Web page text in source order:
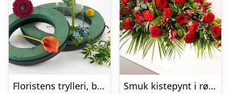
Floristens trylleri, begravelseskrans – Blomster til begravelse
Smuk kistepynt i røde farver – Blomster til begravelse